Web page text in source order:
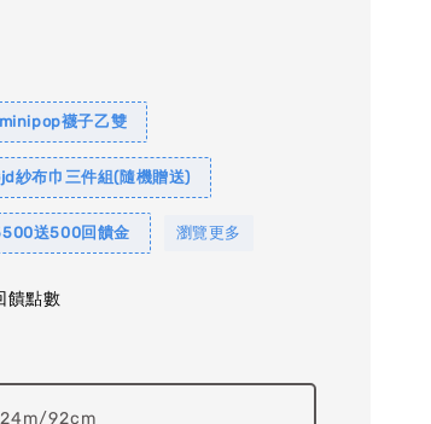
襪子乙雙
紗布巾三件組(隨機贈送)
送500回饋金 瀏覽更多
饋點數
24m/92cm